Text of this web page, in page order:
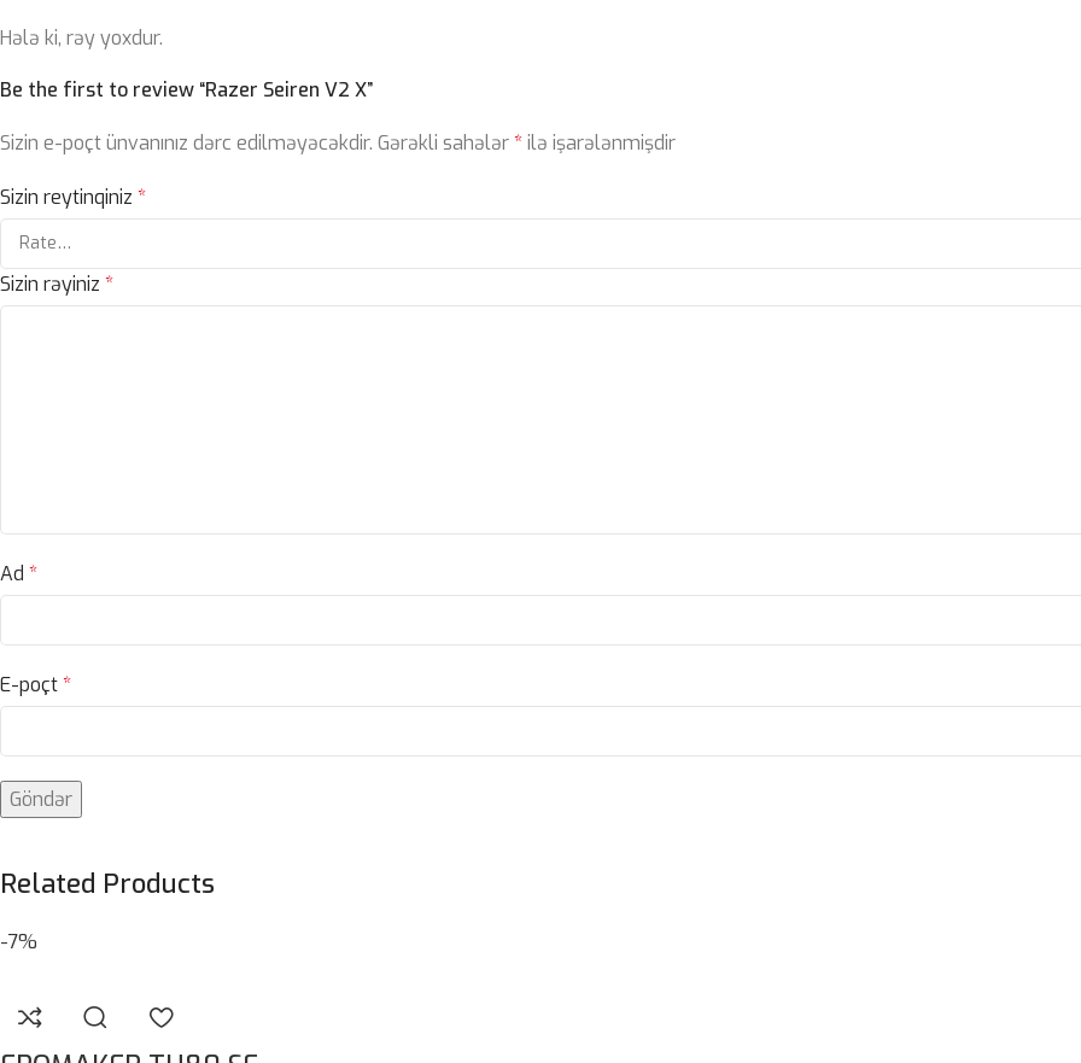
Hələ ki, rəy yoxdur.
Be the first to review “Razer Seiren V2 X”
Sizin e-poçt ünvanınız dərc edilməyəcəkdir. Gərəkli sahələr*ilə işarələnmişdir
Sizin reytinqiniz *
Sizin rəyiniz *
Ad *
E-poçt*
Related Products
-7%